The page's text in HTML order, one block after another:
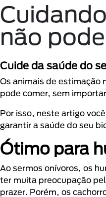
não
Cuide da saúde do
Os animais de estimação
pode comer, sem
Por isso, neste artigo
garantir a saúde do seu
Ótimo para
Ao sermos onívoros, os
ter muita preocupação
prazer. Porém, os